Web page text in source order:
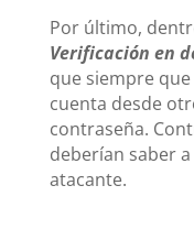
Por último,
Verificación en
que siempre
cuenta desde
contraseña.
deberían saber
atacante.